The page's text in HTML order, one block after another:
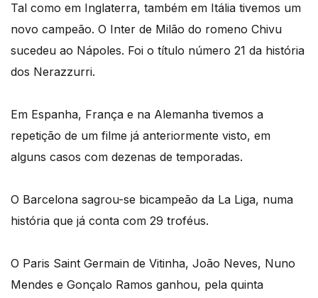
Tal como em Inglaterra, também em Itália tivemos um
novo campeão. O Inter de Milão do romeno Chivu
sucedeu ao Nápoles. Foi o título número 21 da história
dos Nerazzurri.
Em Espanha, França e na Alemanha tivemos a
repetição de um filme já anteriormente visto, em
alguns casos com dezenas de temporadas.
O Barcelona sagrou-se bicampeão da La Liga, numa
história que já conta com 29 troféus.
O Paris Saint Germain de Vitinha, João Neves, Nuno
Mendes e Gonçalo Ramos ganhou, pela quinta